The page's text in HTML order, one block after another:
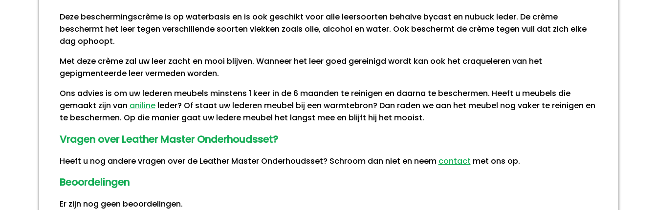
Deze beschermingscrème is op waterbasis en is ook geschikt voor alle leersoorten behalve bycast en nubuck leder. De crème
beschermt het leer tegen verschillende soorten vlekken zoals olie, alcohol en water. Ook beschermt de crème tegen vuil dat zich elke
dag ophoopt.
Met deze crème zal uw leer zacht en mooi blijven. Wanneer het leer goed gereinigd wordt kan ook het craqueleren van het
gepigmenteerde leer vermeden worden.
Ons advies is om uw lederen meubels minstens 1 keer in de 6 maanden te reinigen en daarna te beschermen. Heeft u meubels die
gemaakt zijn van anilineleder? Of staat uw lederen meubel bij een warmtebron? Dan raden we aan het meubel nog vaker te reinigen en
te beschermen. Op die manier gaat uw ledere meubel het langst mee en blijft hij het mooist.
Vragen over Leather Master Onderhoudsset?
Heeft u nog andere vragen over de Leather Master Onderhoudsset? Schroom dan niet en neem contact met ons op.
Beoordelingen
Er zijn nog geen beoordelingen.